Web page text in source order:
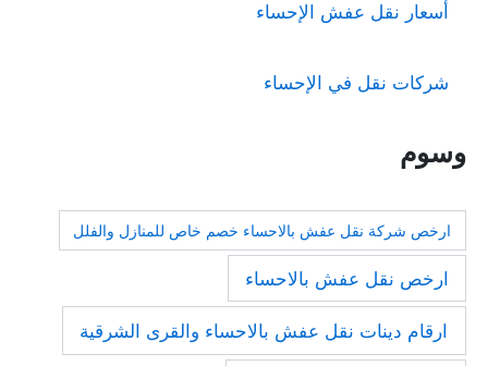
أسعار نقل عفش الإحساء
شركات نقل في الإحساء
وسوم
ارخص شركة نقل عفش بالاحساء خصم خاص للمنازل والفلل
ارخص نقل عفش بالاحساء
ارقام دينات نقل عفش بالاحساء والقرى الشرقية